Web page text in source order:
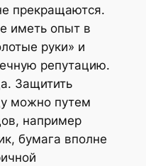
прекращаются.
иметь опыт в
руки» и
репутацию.
Защитить
можно путем
например
бумага вполне